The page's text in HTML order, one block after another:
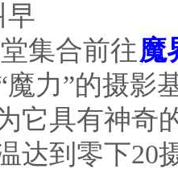
早
集合前往魔
魔力”的摄影
它具有神奇
达到零下20